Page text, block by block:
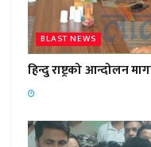
BLAST NEWS
हिन्दु राष्ट्रको आन्दोलन